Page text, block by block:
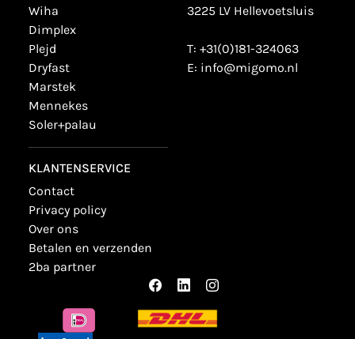
wiha
dimplex
plejd
dryfast
marstek
mennekes
soler+palau
KLANTENSERVICE
contact
privacy policy
over ons
betalen en verzenden
2ba partner
3225 LV Hellevoetsluis
T: +31(0)181-324063
E: info@migomo.nl